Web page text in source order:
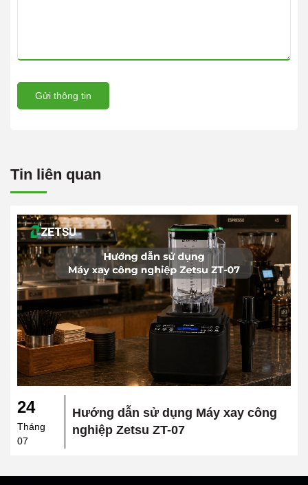
Gửi thông tin
Tin liên quan
24
Tháng
07
Hướng dẫn sử dụng Máy xay công
nghiệp Zetsu ZT-07